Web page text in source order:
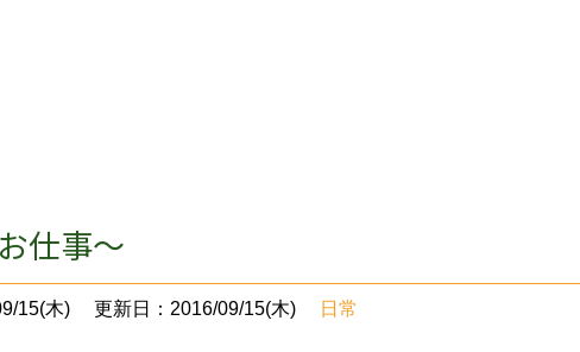
仕事～
15(木) 更新日：2016/09/15(木) 日常